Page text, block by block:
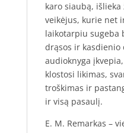
karo siaubą,
veikėjus, kurie net
laikotarpiu sugeba
drąsos ir kasdienio
audioknyga
klostosi likimas,
troškimas ir
ir visą pasaulį.
E. M. Remarkas –